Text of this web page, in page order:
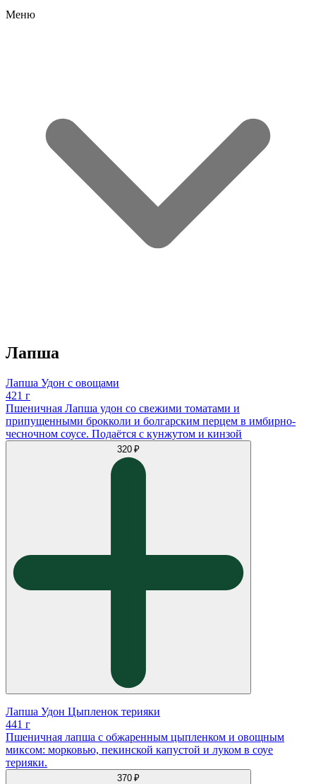
Меню
Лапша
Лапша Удон с овощами
421 г
Пшеничная Лапша удон со свежими томатами и
припущенными брокколи и болгарским перцем в имбирно-
чесночном соусе. Подаётся с кунжутом и кинзой
320 ₽
Лапша Удон Цыпленок терияки
441 г
Пшеничная лапша с обжаренным цыпленком и овощным
миксом: морковью, пекинской капустой и луком в соуе
терияки.
370 ₽